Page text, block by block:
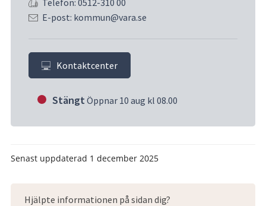
Telefon: 0512-310 00
E-post: kommun@vara.se
Kontaktcenter
Stängt Öppnar 10 aug kl 08.00
Senast uppdaterad 1 december 2025
Hjälpte informationen på sidan dig?